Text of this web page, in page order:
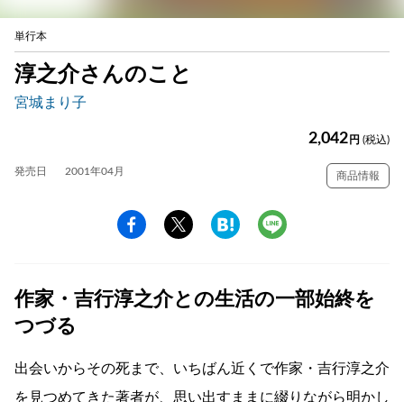
単行本
淳之介さんのこと
宮城まり子
2,042 円 (税込)
発売日 2001年04月 商品情報
作家・吉行淳之介との生活の一部始終を
つづる
出会いからその死まで、いちばん近くで作家・吉行淳之介
を見つめてきた著者が、思い出すままに綴りながら明かし